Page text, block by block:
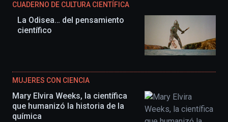
CUADERNO DE CULTURA CIENTÍFICA
La Odisea… del pensamiento
científico
MUJERES CON CIENCIA
Mary Elvira Weeks, la científica
que humanizó la historia de la
química